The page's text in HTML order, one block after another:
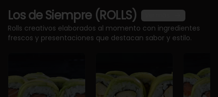
Los de Siempre (ROLLS)
Rolls creativos elaborados al momento con ingredientes
frescos y presentaciones que destacan sabor y estilo.